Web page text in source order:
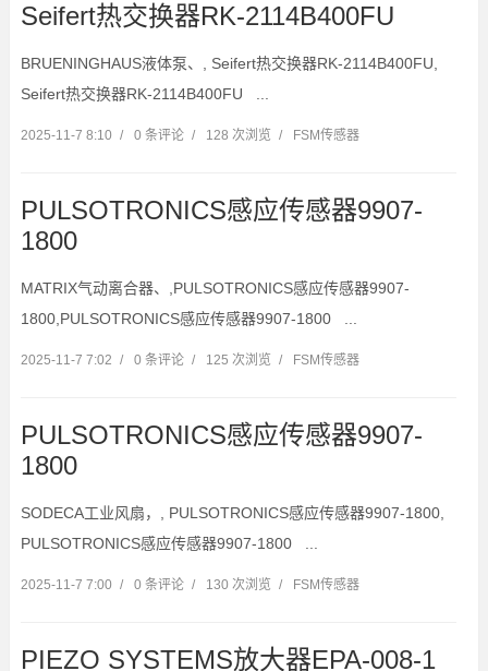
Seifert热交换器RK-2114B400FU
BRUENINGHAUS液体泵、, Seifert热交换器RK-2114B400FU,
Seifert热交换器RK-2114B400FU ...
2025-11-7 8:10 / 0 条评论 / 128 次浏览 / FSM传感器
PULSOTRONICS感应传感器9907-
1800
MATRIX气动离合器、,PULSOTRONICS感应传感器9907-
1800,PULSOTRONICS感应传感器9907-1800 ...
2025-11-7 7:02 / 0 条评论 / 125 次浏览 / FSM传感器
PULSOTRONICS感应传感器9907-
1800
SODECA工业风扇，, PULSOTRONICS感应传感器9907-1800,
PULSOTRONICS感应传感器9907-1800 ...
2025-11-7 7:00 / 0 条评论 / 130 次浏览 / FSM传感器
PIEZO SYSTEMS放大器EPA-008-1